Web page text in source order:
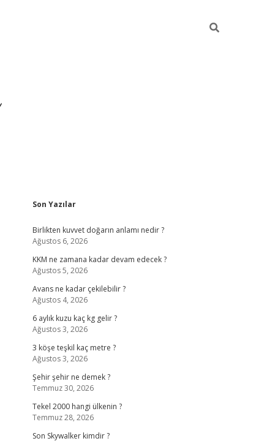
Sidebar
Son Yazılar
Birlikten kuvvet doğarın anlamı nedir ?
Ağustos 6, 2026
KKM ne zamana kadar devam edecek ?
Ağustos 5, 2026
Avans ne kadar çekilebilir ?
Ağustos 4, 2026
6 aylık kuzu kaç kg gelir ?
Ağustos 3, 2026
3 köşe teşkil kaç metre ?
Ağustos 3, 2026
Şehir şehir ne demek ?
Temmuz 30, 2026
Tekel 2000 hangi ülkenin ?
Temmuz 28, 2026
Son Skywalker kimdir ?